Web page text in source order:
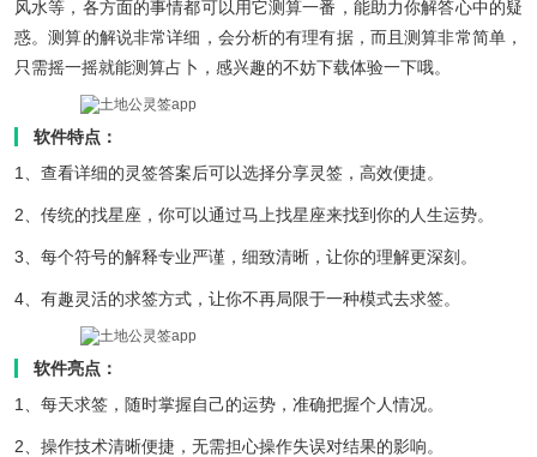
风水等，各方面的事情都可以用它测算一番，能助力你解答心中的疑
惑。测算的解说非常详细，会分析的有理有据，而且测算非常简单，
只需摇一摇就能测算占卜，感兴趣的不妨下载体验一下哦。
软件特点：
1、查看详细的灵签答案后可以选择分享灵签，高效便捷。
2、传统的找星座，你可以通过马上找星座来找到你的人生运势。
3、每个符号的解释专业严谨，细致清晰，让你的理解更深刻。
4、有趣灵活的求签方式，让你不再局限于一种模式去求签。
软件亮点：
1、每天求签，随时掌握自己的运势，准确把握个人情况。
2、操作技术清晰便捷，无需担心操作失误对结果的影响。